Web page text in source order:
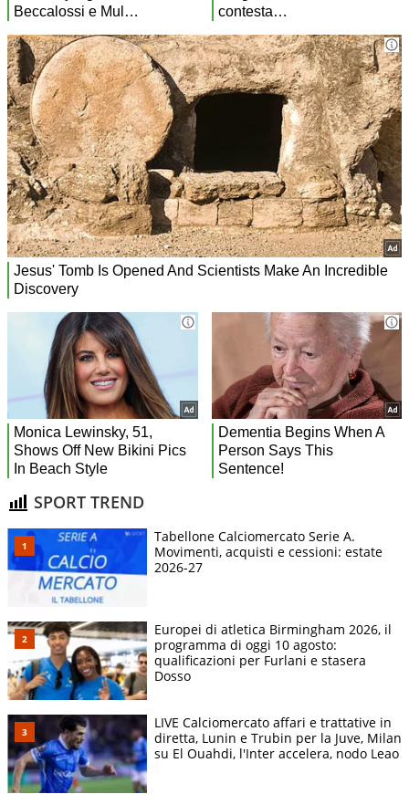
SPORT TREND
Tabellone Calciomercato Serie A.
Movimenti, acquisti e cessioni: estate
2026-27
Europei di atletica Birmingham 2026, il
programma di oggi 10 agosto:
qualificazioni per Furlani e stasera
Dosso
LIVE Calciomercato affari e trattative in
diretta, Lunin e Trubin per la Juve, Milan
su El Ouahdi, l'Inter accelera, nodo Leao